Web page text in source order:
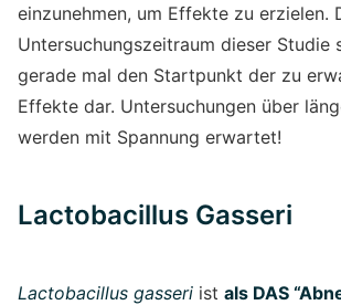
einzunehmen, um Effekte zu erzielen.
Untersuchungszeitraum dieser Studie
gerade mal den Startpunkt der zu
Effekte dar. Untersuchungen über
werden mit Spannung erwartet!
Lactobacillus Gasseri
Lactobacillus gasseri ist als DAS